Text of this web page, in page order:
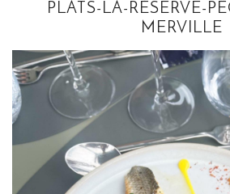
PLATS-LA-RÉSERVE-
MERVILLE